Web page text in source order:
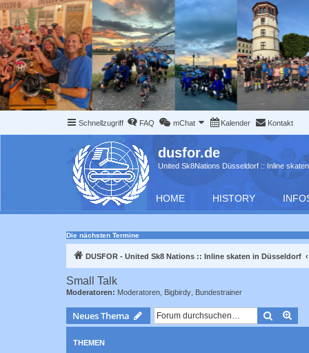
Schnellzugriff FAQ mChat Kalender Kontakt
dusfor.de
United Sk8Nations Düsseldorf :: Inline
HOME HISTORY
Die nächsten Termine
DUSFOR - United Sk8 Nations :: Inline skaten in Düsseldorf
Small Talk
Moderatoren: Moderatoren Bigbirdy Bundestrainer
Neues Thema Suche
THEMEN